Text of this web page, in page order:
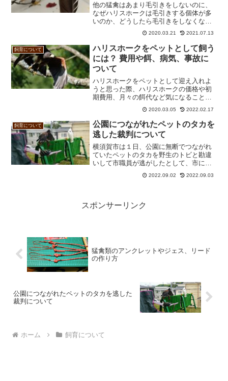
他の猛禽はあまり毛引きをしないのに、
なぜハリスホークは毛引きする個体が多
いのか、どうしたら毛引きをしなくなる
のか気になりますよね。実体験で言え
ば、毛引きを行動パターンに入れさせな
いようにすること、知能、知識が高いた
めに暇つぶしの要素や、狩猟...
2020.03.21 2021.07.13
飼育について
ハリスホークをペットとして飼う
には？ 費用や餌、病気、事故に
ついて
ハリスホークをペットとして迎え入れよ
うと思った際、ハリスホークの価格や初
期費用、月々の餌代など気になることば
かりですよね。実際に購入するときの流
れや、費用、ハリスホークを飼育する際
に毎日行うことや注意点などを記載して
います。ハリスホークは初...
2020.03.05 2022.02.17
飼育について
公園につながれたペットのタカを
逃した裁判について
横須賀市は１日、公園に無断でつながれ
ていたペットのタカを野生のトビと勘違
いして市職員が逃がしたとして、市に３
０万円の賠償を命じる横浜地裁横須賀支
部の判決が確定し、賠償金を支払ったこ
2022.09.02 2022.09.03
スポンサーリンク
猛禽類のアンクレットやジェス、リード
の作り方
公園につながれたペットのタカを逃した
裁判について
ホーム 飼育について